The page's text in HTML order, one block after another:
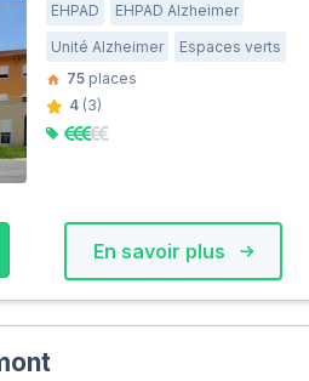
EHPAD
EHPAD Alzheimer
Unité Alzheimer
Espaces verts
75places
4(3)
En savoir plus